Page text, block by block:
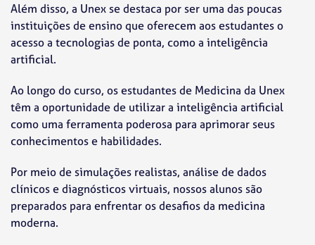
Além disso, a Unex se destaca por ser uma das poucas
instituições de ensino que oferecem aos estudantes o
acesso a tecnologias de ponta, como a inteligência
artificial.
Ao longo do curso, os estudantes de Medicina da Unex
têm a oportunidade de utilizar a inteligência artificial
como uma ferramenta poderosa para aprimorar seus
conhecimentos e habilidades.
Por meio de simulações realistas, análise de dados
clínicos e diagnósticos virtuais, nossos alunos são
preparados para enfrentar os desafios da medicina
moderna.